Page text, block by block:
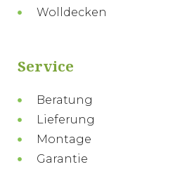
Wolldecken
Service
Beratung
Lieferung
Montage
Garantie